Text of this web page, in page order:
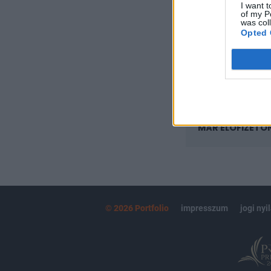
I want
of my
was
Opted
Az előfizetés a
Portfolio.hu
kötéslistái
MÁR
© 2026 Portfolio impresszum jogi